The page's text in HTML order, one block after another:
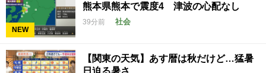
NEW
熊本県熊本で震度4 津波の心配なし
39分前 社会
【関東の天気】あす暦は秋だけど…猛暑
日迫る暑さ